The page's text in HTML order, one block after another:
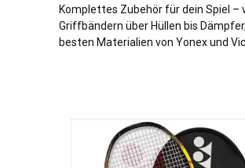
Komplettes Zubehör für dein Spiel –
Griffbändern über Hüllen bis
besten Materialien von Yonex und